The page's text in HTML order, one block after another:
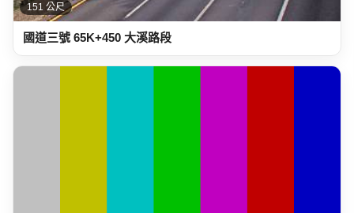
151 公尺
國道三號 65K+450 大溪路段